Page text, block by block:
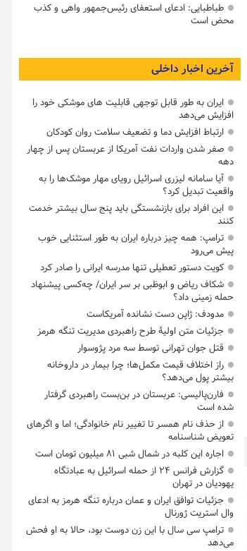
طباطبایی: ادعای استعفای رئیس‌جمهور واهی و کذب
محض است
آخرین اخبار داخلی
ایران به طور قابل توجهی قابلیت های موشکی خود را
افزایش می‌دهد
ارتباط افزایش دما و تضعیف سلامت روان کودکان
صفر شدن واردات نفت آمریکا از عربستان پس از چهار
دهه
آیا سامانه لیزری اسرائیل رویای مهار موشک‌ها را به
واقعیت تبدیل کرد؟
این افراد برای بازنشستگی باید پنج سال بیشتر خدمت
کنند
ترامپ: همه چیز درباره ایران به طور استثنایی خوب
پیش می‌رود
کویت دستور تعطیلی تنها مدرسه ایرانی را صادر کرد
شکاف ریاض و ابوظبی بر سر ایران/ چه‌کسی پیشنهاد
حمله زمینی داد؟
مدودف: ژاپن دست نشانده آمریکاست
جزئیات متن اولیۀ طرح راهبردی مدیریت تنگه هرمز
قتل جوان تهرانی توسط سه مرد پژوسوار
راز اختلاف قیمت مکمل‌ها؛ چرا بیمار در داروخانه
بیشتر پول می‌دهد؟
فارن‌پالیسی: عربستان در بن‌بست راهبردی گرفتار
شده است
از حذف نام همسر تا تغییر نام خانوادگی؛ اما و اگرهای
تعویض شناسنامه
اجاره این کلبه در شمال شبی ۸۱ میلیون تومان است
گزارش فرانس ۲۴ از حمله اسرائیل به عبادتگاه
یهودیان در تهران
جزئیات توافق ایران و عمان درباره تنگه هرمز به ادعای
وال استریت ژورنال
ترامپ سی سال با این زن دوست بود، حالا به او فحش
می‌دهد